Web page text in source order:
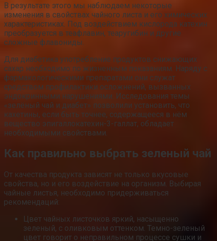
В результате этого мы наблюдаем некоторые
изменения в свойствах чайного листа и его химических
характеристиках. Под воздействием кислорода катехин
преобразуется в теафлавин, теаругибин и другие
сложные флавониды.
Для диабетика употребление продуктов снижающих
сахар необходимо по жизненным показаниям. Наряду с
фармакологическими препаратами они служат
средством профилактики осложнений, вызванных
эндокринными нарушениями. Исследования темы
«зелёный чай и диабет» позволили установить, что
кахетины, если быть точнее, содержащееся в нём
вещество эпигаллокатехин-3-галлат, обладает
необходимыми свойствами.
Как правильно выбрать зеленый чай
От качества продукта зависят не только вкусовые
свойства, но и его воздействие на организм. Выбирая
чайные листья, необходимо придерживаться
рекомендаций:
Цвет чайных листочков яркий, насыщенно
зеленый, с оливковым оттенком. Темно-зеленый
цвет говорит о неправильном процессе сушки и